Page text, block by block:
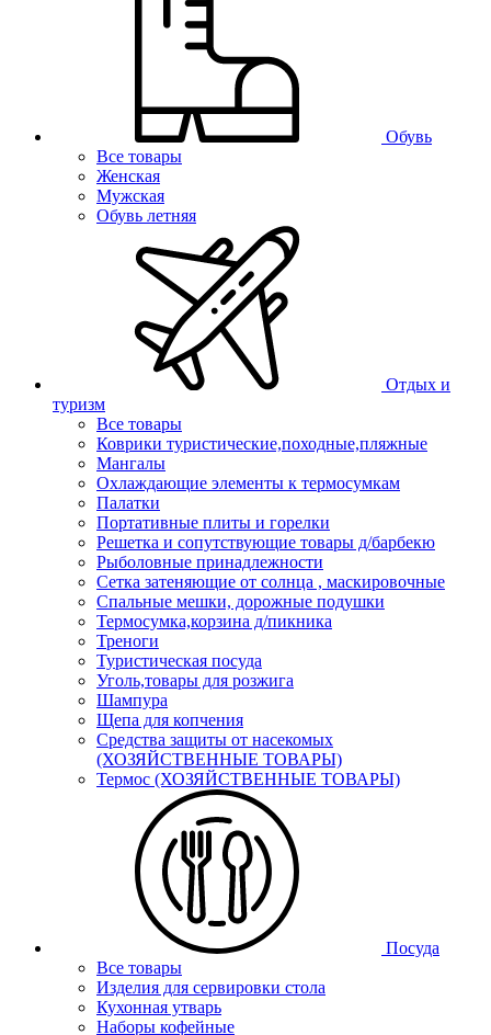
Обувь
Все товары
Женская
Мужская
Обувь летняя
Отдых и
туризм
Все товары
Коврики туристические,походные,пляжные
Мангалы
Охлаждающие элементы к термосумкам
Палатки
Портативные плиты и горелки
Решетка и сопутствующие товары д/барбекю
Рыболовные принадлежности
Сетка затеняющие от солнца , маскировочные
Спальные мешки, дорожные подушки
Термосумка,корзина д/пикника
Треноги
Туристическая посуда
Уголь,товары для розжига
Шампура
Щепа для копчения
Средства защиты от насекомых
(ХОЗЯЙСТВЕННЫЕ ТОВАРЫ)
Термос (ХОЗЯЙСТВЕННЫЕ ТОВАРЫ)
Посуда
Все товары
Изделия для сервировки стола
Кухонная утварь
Наборы кофейные